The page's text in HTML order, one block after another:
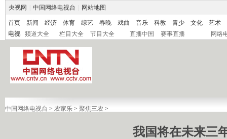
央视网 中国网络电视台 网站地图
首页 新闻 经济 体育 综艺 春晚 戏曲 音乐 科教 青少 文化
艺术
电视
频道大全 栏目大全 节目大全 直播中国 赛事直播 网络
中国网络电视台 > 农家乐 > 聚焦三农 >
我国将在未来三